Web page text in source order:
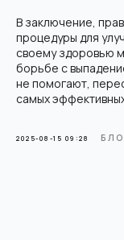
В заключение,
процедуры для
своему здоровью
борьбе с
не помогают,
самых
2025-08-15 09:28
Плазмотерапия для волос
Трихопигментация